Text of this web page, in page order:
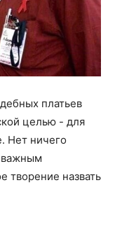
платьев
целью - для
Нет ничего
важным
творение назвать